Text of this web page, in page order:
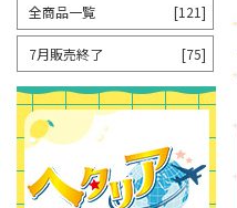
全商品一覧 [121]
7月販売終了 [75]